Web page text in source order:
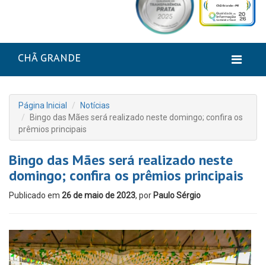
CHÃ GRANDE
Página Inicial
Notícias
Bingo das Mães será realizado neste domingo; confira os
prêmios principais
Bingo das Mães será realizado neste
domingo; confira os prêmios principais
Publicado em 26 de maio de 2023, por Paulo Sérgio